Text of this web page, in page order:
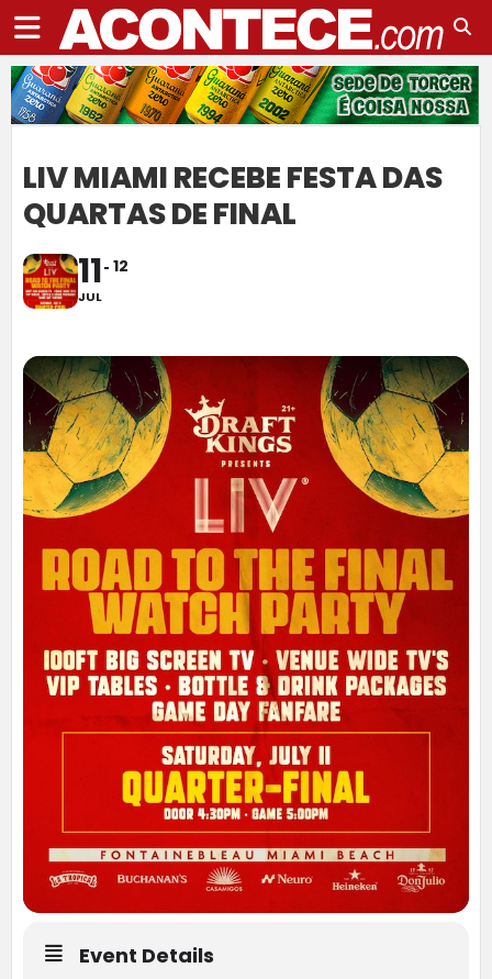
LIV MIAMI RECEBE FESTA DAS
QUARTAS DE FINAL
11
JUL
12
Event Details